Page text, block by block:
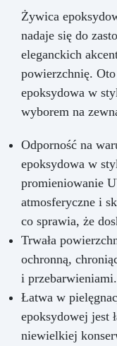
Żywica
nadaje się do
eleganckich
powierzchnię.
epoksydowa w
wyborem na
Odporność na
epoksydowa w
promieniowanie
atmosferyczne i
co sprawia, że
Trwała
ochronną,
i przebarwieniami.
Łatwa w
epoksydowej jest
niewielkiej